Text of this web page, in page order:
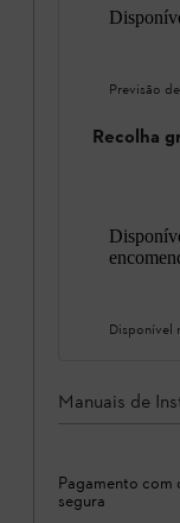
Previsão
Recolha
Disponível
Manuais de
Pagamento com
segura